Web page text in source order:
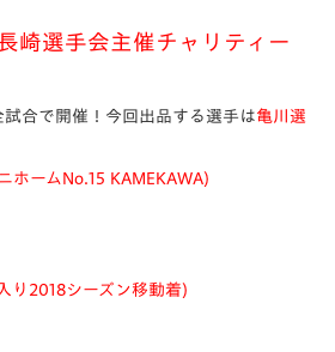
崎選手会主催チャリティー
試合で開催！今回出品する選手は亀川 選
ームNo.15 KAMEKAWA)
り2018シーズン移動着)